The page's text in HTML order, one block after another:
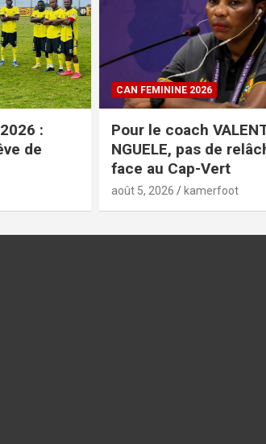
CAN FEMININE 2026
Pour le coach VALENTINE
NGUELE, pas de relâchement
face au Cap-Vert
kamerfoot